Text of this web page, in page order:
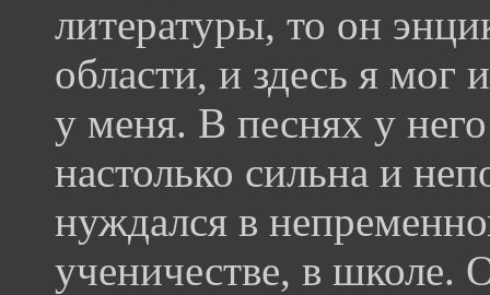
литературы, то он
области, и здесь я мог
у меня. В песнях у
настолько сильна и
нуждался в
ученичестве, в школе.